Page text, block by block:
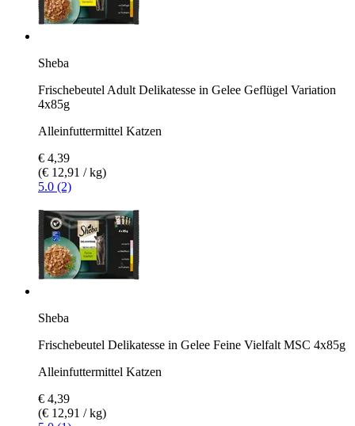
Sheba
Frischebeutel Adult Delikatesse in Gelee Geflügel Variation
4x85g
Alleinfuttermittel Katzen
€ 4,39
(€ 12,91 / kg)
5.0 (2)
Sheba
Frischebeutel Delikatesse in Gelee Feine Vielfalt MSC 4x85g
Alleinfuttermittel Katzen
€ 4,39
(€ 12,91 / kg)